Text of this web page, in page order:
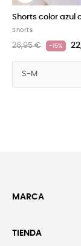
Shorts verde
Shorts
24,95 € -15%
MARCA
TIENDA